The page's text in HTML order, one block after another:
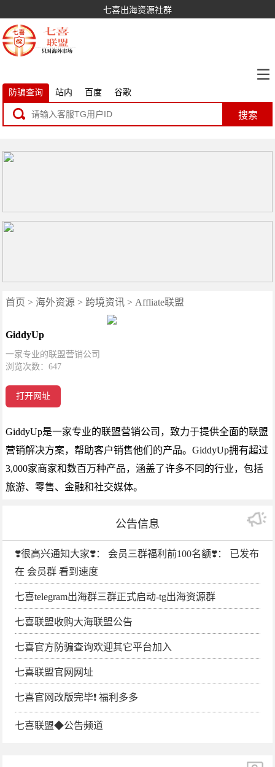
七喜出海资源社群
防骗查询 站内 百度 谷歌
搜索
首页 > 海外资源 > 跨境资讯 > Affliate联盟
GiddyUp
一家专业的联盟营销公司
浏览次数：647
打开网址
GiddyUp是一家专业的联盟营销公司，致力于提供全面的联盟
营销解决方案，帮助客户销售他们的产品。GiddyUp拥有超过
3,000家商家和数百万种产品，涵盖了许多不同的行业，包括
旅游、零售、金融和社交媒体。
公告信息
❣️很高兴通知大家❣️： 会员三群福利前100名额❣️： 已发布
在 会员群 看到速度
七喜telegram出海群三群正式启动-tg出海资源群
七喜联盟收购大海联盟公告
七喜官方防骗查询欢迎其它平台加入
七喜联盟官网网址
七喜官网改版完毕❗️ 福利多多
七喜联盟◆公告频道